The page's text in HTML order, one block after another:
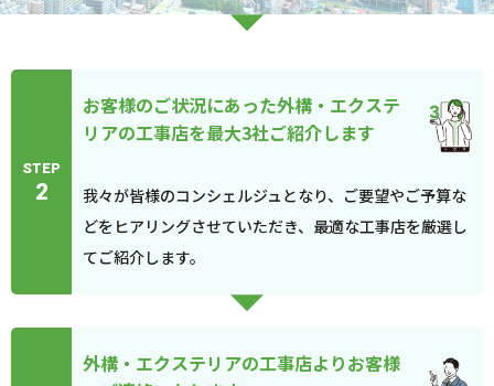
STEP
2
お客様のご状況にあった外構・エクステ
リアの工事店を最大3社ご紹介します
我々が皆様のコンシェルジュとなり、ご要望やご予算な
どをヒアリングさせていただき、最適な工事店を厳選し
てご紹介します。
外構・エクステリアの工事店よりお客様